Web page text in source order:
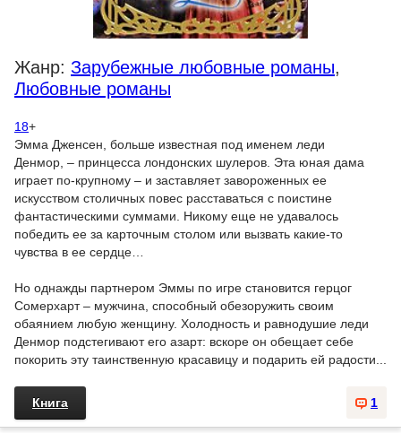
Жанр: Зарубежные любовные романы,
Любовные романы
18+
Эмма Дженсен, больше известная под именем леди
Денмор, – принцесса лондонских шулеров. Эта юная дама
играет по-крупному – и заставляет завороженных ее
искусством столичных повес расставаться с поистине
фантастическими суммами. Никому еще не удавалось
победить ее за карточным столом или вызвать какие-то
чувства в ее сердце…
Но однажды партнером Эммы по игре становится герцог
Сомерхарт – мужчина, способный обезоружить своим
обаянием любую женщину. Холодность и равнодушие леди
Денмор подстегивают его азарт: вскоре он обещает себе
покорить эту таинственную красавицу и подарить ей радости...
1
Книга